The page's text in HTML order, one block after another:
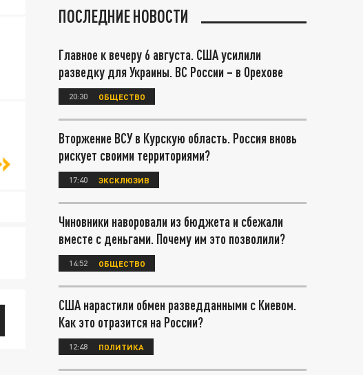
ПОСЛЕДНИЕ НОВОСТИ
Главное к вечеру 6 августа. США усилили
разведку для Украины. ВС России – в Орехове
20:30 ОБЩЕСТВО
Вторжение ВСУ в Курскую область. Россия вновь
рискует своими территориями?
17:40 ЭКСКЛЮЗИВ
Чиновники наворовали из бюджета и сбежали
вместе с деньгами. Почему им это позволили?
14:52 ОБЩЕСТВО
США нарастили обмен разведданными с Киевом.
Как это отразится на России?
12:48 ПОЛИТИКА